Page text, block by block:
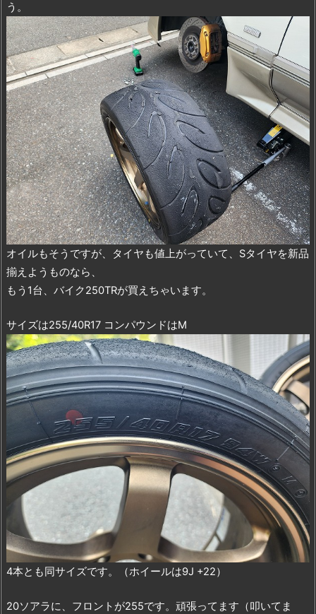
う。
オイルもそうですが、タイヤも値上がっていて、Sタイヤを新品
揃えようものなら、
もう1台、バイク250TRが買えちゃいます。
サイズは255/40R17 コンパウンドはM
4本とも同サイズです。（ホイールは9J +22）
20ソアラに、フロントが255です。頑張ってます（叩いてま